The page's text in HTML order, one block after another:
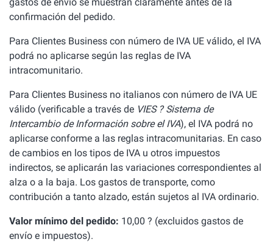
confirmación del pedido.
Para Clientes Business con número de IVA UE válido, el IVA
podrá no aplicarse según las reglas de IVA
intracomunitario.
Para Clientes Business no italianos con número de IVA UE
válido (verificable a través de VIES ? Sistema de
Intercambio de Información sobre el IVA), el IVA podrá no
aplicarse conforme a las reglas intracomunitarias. En caso
de cambios en los tipos de IVA u otros impuestos
indirectos, se aplicarán las variaciones correspondientes al
alza o a la baja. Los gastos de transporte, como
contribución a tanto alzado, están sujetos al IVA ordinario.
Valor mínimo del pedido: 10,00 ? (excluidos gastos de
envío e impuestos).